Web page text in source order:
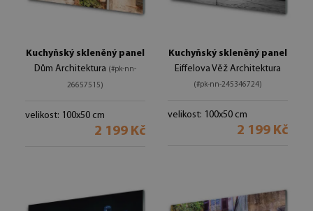
Kuchyňský skleněný panel
Dům Architektura (#pk-nn-
26657515)
velikost: 100x50 cm
2 199 Kč
Kuchyňský skleněný panel
Eiffelova Věž Architektura
(#pk-nn-245346724)
velikost: 100x50 cm
2 199 Kč